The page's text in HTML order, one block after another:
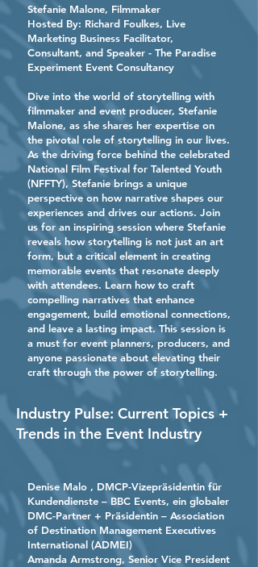
Stefanie Malone, Filmmaker
Hosted By: Richard Foulkes, Live
Marketing Business Facilitator,
Consultant, and Speaker - The Paradise
Experiment Event Consultancy
Dive into the world of storytelling with
filmmaker and event producer, Stefanie
Malone, as she shares her expertise on
the pivotal role of storytelling in our lives.
As the driving force behind the celebrated
National Film Festival for Talented Youth
(NFFTY), Stefanie brings a unique
perspective on how narrative shapes our
experiences and drives our actions. Join
us for an inspiring session where Stefanie
reveals how storytelling is not just an art
form, but a critical element in creating
memorable events that resonate deeply
with attendees. Learn how to craft
compelling narratives that enhance
engagement, build emotional connections,
and leave a lasting impact. This session is
a must for event planners, producers, and
anyone passionate about elevating their
craft through the power of storytelling.
Industry Pulse: Current Topics +
Trends in the Event Industry
Denise Malo , DMCP-Vizepräsidentin für
Kundendienste – BBC Events, ein globaler
DMC-Partner + Präsidentin – Association
of Destination Management Executives
International (ADMEI)
Amanda Armstrong, Senior Vice President